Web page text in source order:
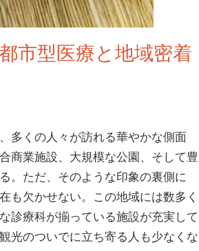
市型医療と地域密着
多くの人々が訪れる華やかな側面
商業施設、大規模な公園、そして豊
。ただ、そのような印象の裏側に
も欠かせない。この地域には数多く
診療科が揃っている施設が充実して
光のついでに立ち寄る人も少なくな